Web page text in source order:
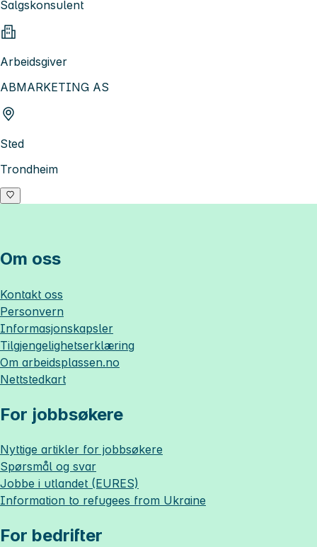
Salgskonsulent
Arbeidsgiver
ABMARKETING AS
Sted
Trondheim
Om oss
Kontakt oss
Personvern
Informasjonskapsler
Tilgjengelighetserklæring
Om arbeidsplassen.no
Nettstedkart
For jobbsøkere
Nyttige artikler for jobbsøkere
Spørsmål og svar
Jobbe i utlandet (EURES)
Information to refugees from Ukraine
For bedrifter